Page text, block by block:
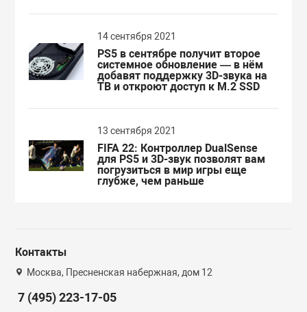
14 сентября 2021
PS5 в сентябре получит второе
системное обновление — в нём
добавят поддержку 3D-звука на
ТВ и откроют доступ к M.2 SSD
13 сентября 2021
FIFA 22: Контроллер DualSense
для PS5 и 3D-звук позволят вам
погрузиться в мир игры еще
глубже, чем раньше
Контакты
Москва, Пресненская набержная, дом 12
7 (495) 223-17-05